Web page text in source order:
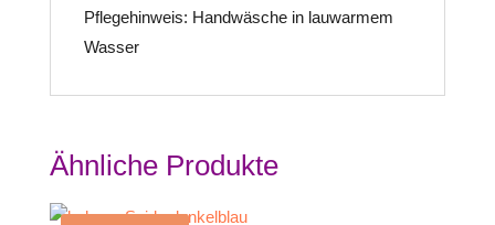
Pflegehinweis: Handwäsche in lauwarmem
Wasser
Ähnliche Produkte